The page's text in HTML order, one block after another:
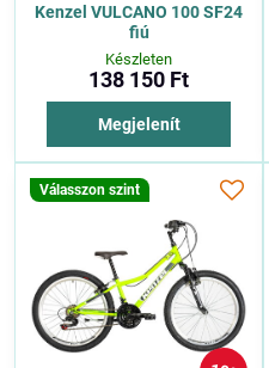
Kenzel VULCANO 100 SF24
fiú
Készleten
138 150 Ft
Megjelenít
Válasszon szint